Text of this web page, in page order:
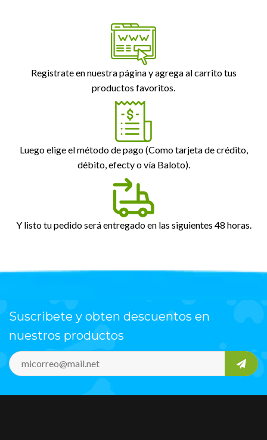
Registrate en nuestra página y agrega al carrito tus
productos favoritos.
Luego elige el método de pago (Como tarjeta de crédito,
débito, efecty o vía Baloto).
Y listo tu pedido será entregado en las siguientes 48 horas.
Suscribete y obten descuentos en
nuestros productos